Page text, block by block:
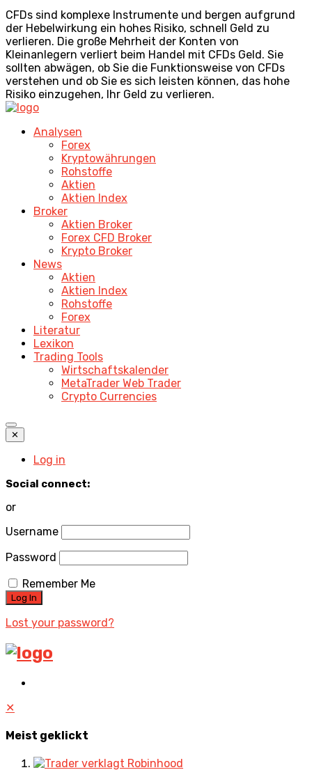
CFDs sind komplexe Instrumente und bergen aufgrund
der Hebelwirkung ein hohes Risiko, schnell Geld zu
verlieren. Die große Mehrheit der Konten von
Kleinanlegern verliert beim Handel mit CFDs Geld. Sie
sollten abwägen, ob Sie die Funktionsweise von CFDs
verstehen und ob Sie es sich leisten können, das hohe
Risiko einzugehen, Ihr Geld zu verlieren.
Analysen
Forex
Kryptowährungen
Rohstoffe
Aktien
Aktien Index
Broker
Aktien Broker
Forex CFD Broker
Krypto Broker
News
Aktien
Aktien Index
Rohstoffe
Forex
Literatur
Lexikon
Trading Tools
Wirtschaftskalender
MetaTrader Web Trader
Crypto Currencies
✕
Log in
Social connect:
or
Username
Password
Remember Me
Lost your password?
✕
Meist geklickt